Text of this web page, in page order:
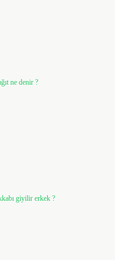
ne denir ?
giyilir erkek ?